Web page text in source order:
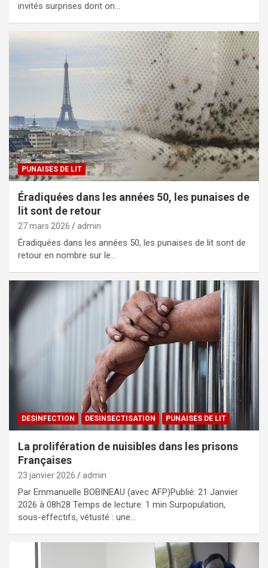
invités surprises dont on…
PUNAISES DE LIT
Éradiquées dans les années 50, les punaises de
lit sont de retour
27 mars 2026 admin
Éradiquées dans les années 50, les punaises de lit sont de
retour en nombre sur le…
DESINFECTION DESINSECTISATION PUNAISES DE LIT
La prolifération de nuisibles dans les prisons
Françaises
23 janvier 2026 admin
Par Emmanuelle BOBINEAU (avec AFP)Publié: 21 Janvier
2026 à 08h28 Temps de lecture: 1 min Surpopulation,
sous-effectifs, vétusté : une…